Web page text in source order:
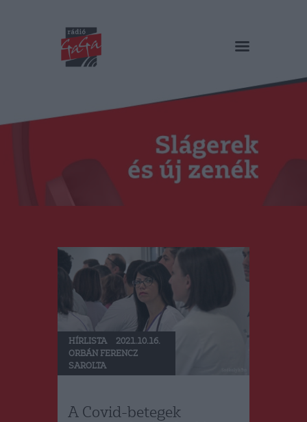
RÁDIÓ GAGA
Műsorok
Duma Duba
Podcast és videók
Stáb
Kapcsolat
RO
HÍRLISTA
2021.10.16.
ORBÁN FERENCZ
SAROLTA
A Covid-betegek